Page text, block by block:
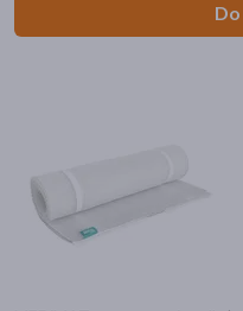
Dostępny(1449)
Ostatnie sztuki